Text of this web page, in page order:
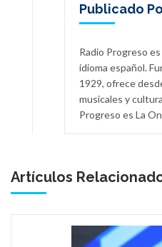
Publicado
Radio Progreso
idioma español.
1929, ofrece
musicales y
Progreso es La
Artículos